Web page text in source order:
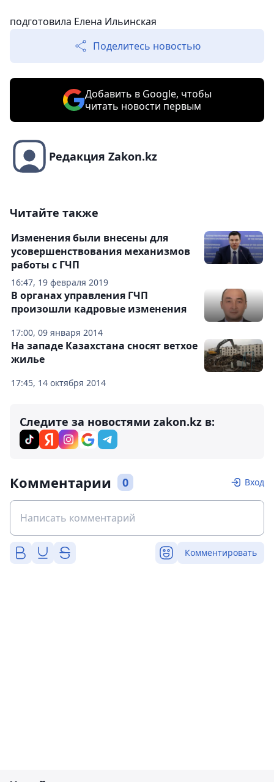
подготовила Елена Ильинская
Поделитесь новостью
Добавить в Google, чтобы
читать новости первым
Редакция Zakon.kz
Читайте также
16:47, 19 февраля 2019
Изменения были внесены для
усовершенствования механизмов
работы с ГЧП
17:00, 09 января 2014
В органах управления ГЧП
произошли кадровые изменения
17:45, 14 октября 2014
На западе Казахстана сносят ветхое
жилье
Следите за новостями zakon.kz в:
Комментарии 0 Вход
Комментировать